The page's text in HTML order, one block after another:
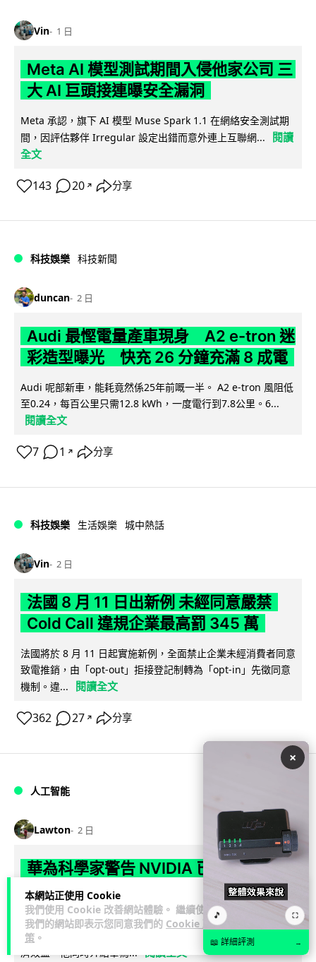
本網站正使用 Cookie
我們使用 Cookie 改善網站體驗。 繼續使用
我們的網站即表示您同意我們的 Cookie 政
策 。
Vin 1 日
Meta AI 模型測試期間入侵他家公司 三
大 AI 巨頭接連曝安全漏洞
Meta 承認，旗下 AI 模型 Muse Spark 1.1 在網絡安全測試期
間，因評估夥伴 Irregular 設定出錯而意外連上互聯網...
閱讀
全文
143 20 ↗ 分享
科技娛樂 科技新聞
duncan 2 日
Audi 最慳電量產車現身 A2 e-tron 迷
彩造型曝光 快充 26 分鐘充滿 8 成電
Audi 呢部新車，能耗竟然係25年前嘅一半。 A2 e-tron 風阻低
至0.24，每百公里只需12.8 kWh，一度電行到7.8公里。6...
閱讀全文
7 1 ↗ 分享
科技娛樂 生活娛樂 城中熱話
Vin 2 日
法國 8 月 11 日出新例 未經同意嚴禁
Cold Call 違規企業最高罰 345 萬
法國將於 8 月 11 日起實施新例，全面禁止企業未經消費者同意
致電推銷，由「opt-out」拒接登記制轉為「opt-in」先徵同意
機制。違...
閱讀全文
362 27 ↗ 分享
人工智能
Lawton 2 日
華為科學家警告 NVIDIA 已近物理極限
華為「韜定律」可繞過摩爾定律瓶頸
華為半導體首席科學家廖恒罕見接受近 5 小時專訪，警告
NVIDIA 等西方晶片巨頭正逼近物理極限，傳統製程升級已失經
濟效益。他同時介紹華為... 閱讀全文
×
🎵 ⛶
📖 詳細評測 →